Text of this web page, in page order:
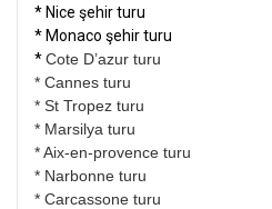
* Nice şehir turu
* Monaco şehir turu
*Cote D’azur turu
* Cannes turu
* St Tropez turu
* Marsilya turu
* Aix-en-provence turu
* Narbonne turu
* Carcassone turu